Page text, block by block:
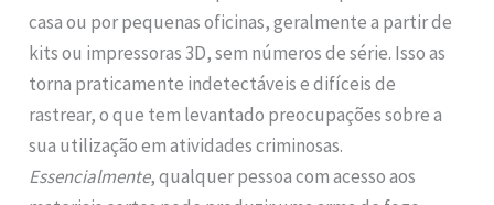
casa ou por pequenas oficinas, geralmente a partir de
kits ou impressoras 3D, sem números de série. Isso as
torna praticamente indetectáveis e difíceis de
rastrear, o que tem levantado preocupações sobre a
sua utilização em atividades criminosas.
Essencialmente, qualquer pessoa com acesso aos